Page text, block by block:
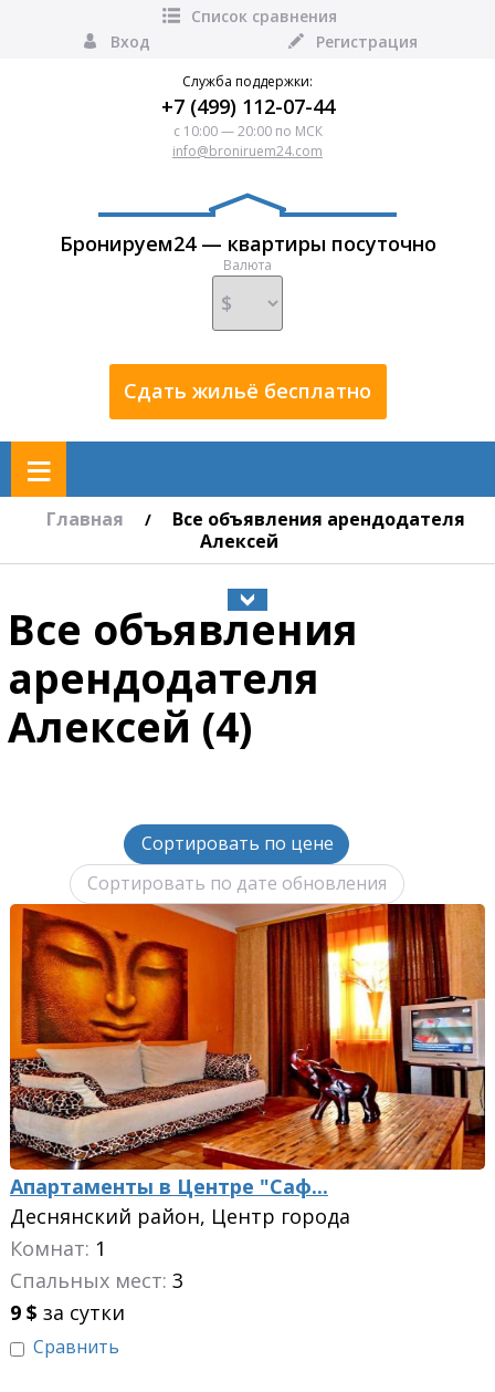
Список сравнения
Вход
Регистрация
Служба поддержки:
+7 (499) 112-07-44
с 10:00 — 20:00 по МСК
info@broniruem24.com
Бронируем24 — квартиры посуточно
Валюта
Сдать жильё бесплатно
≡
Главная /
Все объявления арендодателя
Алексей
Все объявления
арендодателя
Алексей (4)
Сортировать по цене
Сортировать по дате обновления
Апартаменты в Центре "Саф...
Деснянский район, Центр города
Комнат: 1
Спальных мест: 3
9 $ за сутки
Сравнить